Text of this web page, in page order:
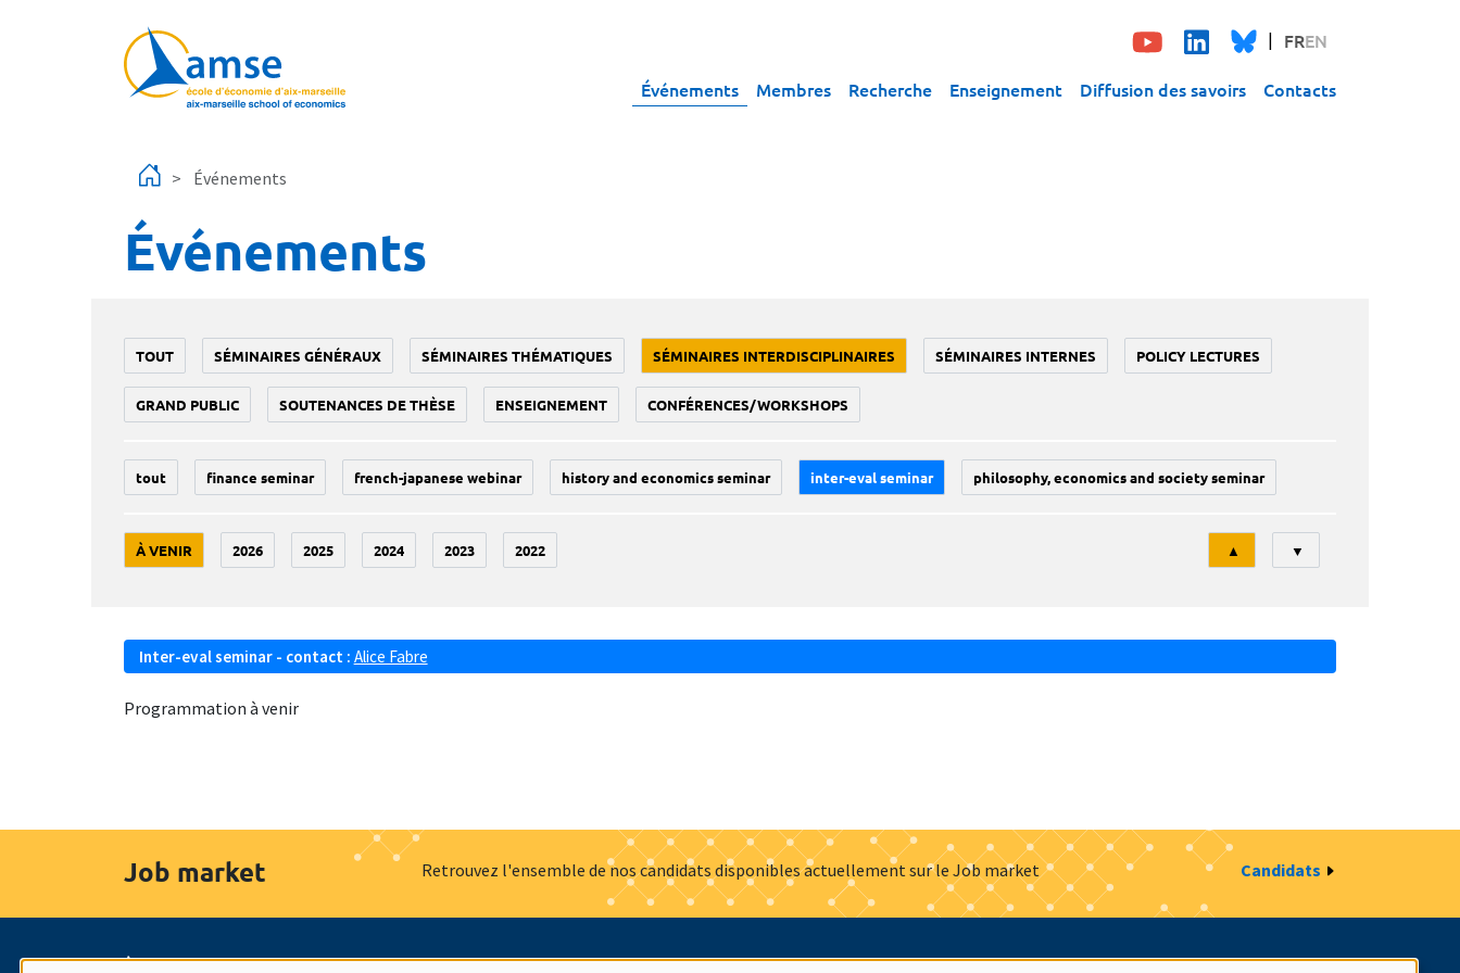
FREN
Événements Membres Recherche Enseignement Diffusion des savoirs Contacts
Événements
Événements
TOUT SÉMINAIRES GÉNÉRAUX SÉMINAIRES THÉMATIQUES SÉMINAIRES INTERDISCIPLINAIRES SÉMINAIRES INTERNES POLICY LECTURES
GRAND PUBLIC SOUTENANCES DE THÈSE ENSEIGNEMENT CONFÉRENCES/WORKSHOPS
tout finance seminar french-japanese webinar history and economics seminar inter-eval seminar philosophy, economics and society seminar
À VENIR 2026 2025 2024 2023 2022
Tri
▲ ▼
Inter-eval seminar - contact : Alice Fabre
Programmation à venir
Job market Retrouvez l'ensemble de nos candidats disponibles actuellement sur le Job market Candidats
À propos Nos engagements Hommage à Actualités Offres d'emploi Presse Mentions légales Gestion des cookies Intranet